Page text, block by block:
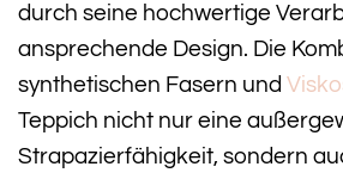
durch seine hochwertige
ansprechende Design. Die
synthetischen Fasern und
Teppich nicht nur eine
Strapazierfähigkeit, sondern